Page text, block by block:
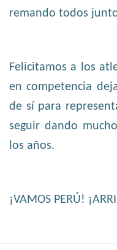
remando todos
Felicitamos a los
en competencia
de sí para
seguir dando
los años.
¡VAMOS PERÚ!